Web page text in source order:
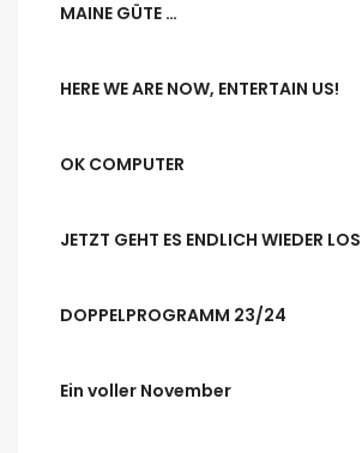
MAINE GÜTE …
HERE WE ARE NOW, ENTERTAIN US!
OK COMPUTER
JETZT GEHT ES ENDLICH WIEDER
DOPPELPROGRAMM 23/24
Ein voller November